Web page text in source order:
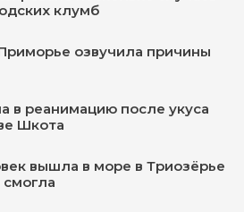
клумб
озвучила причины
в реанимацию после укуса
Шкота
вышла в море в Триозёрье